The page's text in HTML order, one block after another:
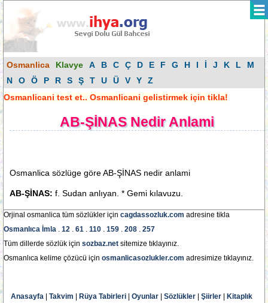
Osmanlica Klavye A B C Ç D E F G H I İ J K L
M
N
O Ö P R S Ş T U Ü V Y
Z
Osmanlicani test et.. Osmanlicani gelistirmek için tikla!
AB-ŞİNAS Nedir Anlami
Osmanlica sözlüge göre AB-ŞİNAS nedir anlami
AB-ŞİNAS: f. Sudan anlıyan. * Gemi kılavuzu.
Orjinal osmanlica tüm sözlükler için cagdassozluk.com adresine tikla
Osmanlıca İmla . 12 . 61 . 110 . 159 . 208 . 257
Tüm dillerde sözlük için sozbaz.net sitemize tıklayınız.
Osmanlıca kelime çözücü için osmanlicasozlukler.com adresimize tıklayınız.
Anasayfa Takvim Rüya Tabirleri Oyunlar Sözlükler Şiirler Kitaplık